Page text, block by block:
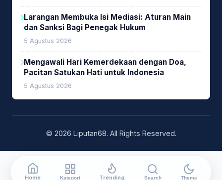
Larangan Membuka Isi Mediasi: Aturan Main
dan Sanksi Bagi Penegak Hukum
5 Agustus 2026
Mengawali Hari Kemerdekaan dengan Doa,
Pacitan Satukan Hati untuk Indonesia
5 Agustus 2026
© 2026 Liputan68. All Rights Reserved.
Home Kategori Trending Search Theme